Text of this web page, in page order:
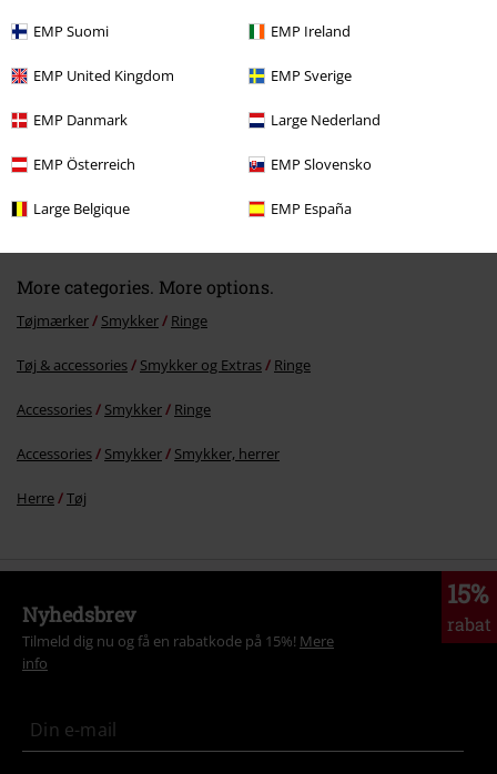
EMP Suomi EMP Ireland
EMP United Kingdom EMP Sverige
EMP Danmark Large Nederland
EMP Österreich EMP Slovensko
Large Belgique EMP España
%
More categories. More options.
Tøjmærker Smykker Ringe
Tøj & accessories Smykker og Extras Ringe
Accessories Smykker Ringe
Accessories Smykker Smykker, herrer
Herre Tøj
15%
rabat
Nyhedsbrev
Tilmeld dig nu og få en rabatkode på 15%! Mere
info